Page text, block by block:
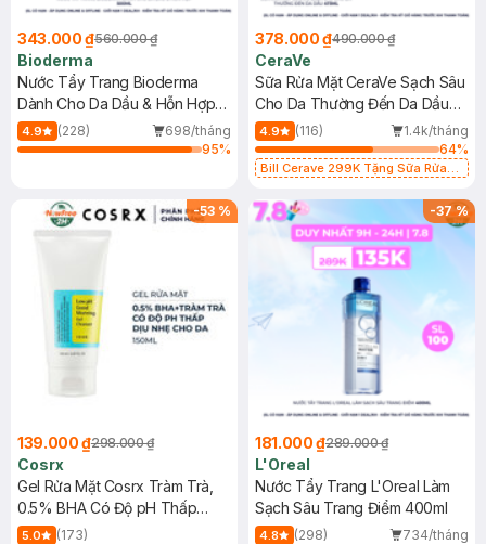
343.000 ₫560.000 ₫
Bioderma
Nước Tẩy Trang Bioderma
Dành Cho Da Dầu & Hỗn Hợp
500ml
4.9 (228)
698/tháng
95%
378.000 ₫490.000 ₫
CeraVe
Sữa Rửa Mặt CeraVe Sạch Sâu
Cho Da Thường Đến Da Dầu
473ml
4.9 (116)
1.4k/tháng
64%
Bill Cerave 299K Tặng Sữa Rửa
-53 %
139.000 ₫298.000 ₫
Cosrx
Gel Rửa Mặt Cosrx Tràm Trà,
0.5% BHA Có Độ pH Thấp
150ml
5.0
(173)
-37%
181.000 ₫289.000 ₫
L'Oreal
Nước Tẩy Trang L'Oreal Làm
Sạch Sâu Trang Điểm 400ml
4.8 (298)
734/tháng